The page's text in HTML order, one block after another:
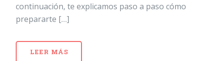
continuación, te explicamos paso a paso cómo
prepararte […]
LEER MÁS